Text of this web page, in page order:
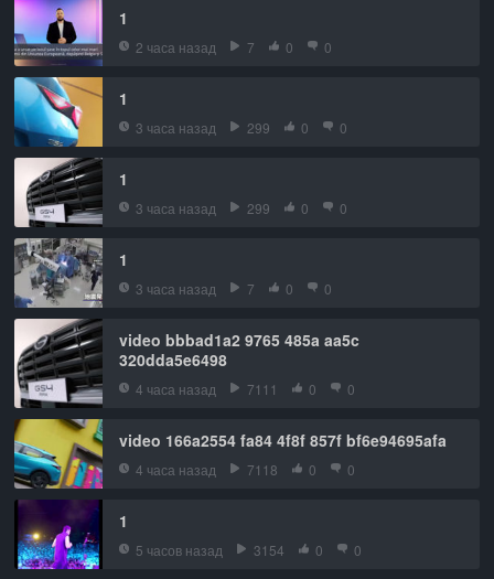
1
2 часа назад 7 0 0
1
3 часа назад 299 0 0
1
3 часа назад 299 0 0
1
3 часа назад 7 0 0
video bbbad1a2 9765 485a aa5c
320dda5e6498
4 часа назад 7111 0 0
video 166a2554 fa84 4f8f 857f bf6e94695afa
4 часа назад 7118 0 0
1
5 часов назад 3154 0 0